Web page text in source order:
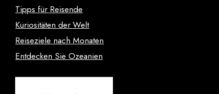
Tipps für Reisende
Kuriositäten der Welt
Reiseziele nach Monaten
Entdecken Sie Ozeanien